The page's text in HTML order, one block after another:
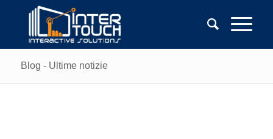
Blog - Ultime notizie